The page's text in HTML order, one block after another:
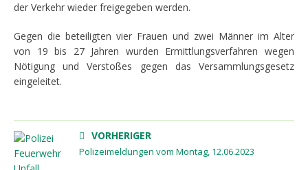
der Verkehr wieder freigegeben werden.
Gegen die beteiligten vier Frauen und zwei Männer im Alter
von 19 bis 27 Jahren wurden Ermittlungsverfahren wegen
Nötigung und Verstoßes gegen das Versammlungsgesetz
eingeleitet.
VORHERIGER
Polizeimeldungen vom Montag, 12.06.2023